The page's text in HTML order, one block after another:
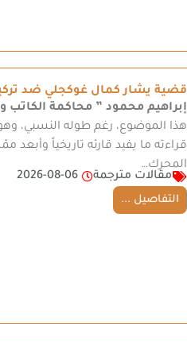
قضية يشار كمال غوكجلي ضد
إبراهيم محمود ” محاكمة الكاتب
هذا الموضوع، رغم طوله النسبي،
قراءته ما يفيد قارئه تاريخياً
المحرك…
مقالات مترجمة
2026-08-06
التفاصيل ...